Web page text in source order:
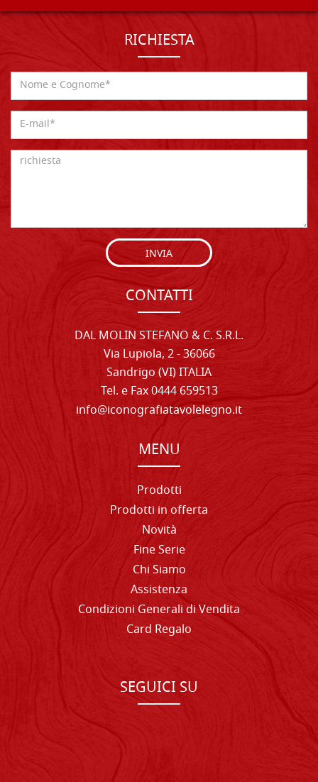
RICHIESTA
INVIA
CONTATTI
DAL MOLIN STEFANO & C. S.R.L.
Via Lupiola, 2 - 36066
Sandrigo (VI) ITALIA
Tel. e Fax 0444 659513
info@iconografiatavolelegno.it
MENU
Prodotti
Prodotti in offerta
Novità
Fine Serie
Chi Siamo
Assistenza
Condizioni Generali di Vendita
Card Regalo
SEGUICI SU